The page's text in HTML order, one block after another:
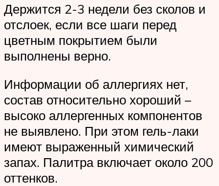
Держится 2-3 недели без сколов и
отслоек, если все шаги перед
цветным покрытием были
выполнены верно.
Информации об аллергиях нет,
состав относительно хороший –
высоко аллергенных компонентов
не выявлено. При этом гель-лаки
имеют выраженный химический
запах. Палитра включает около 200
оттенков.